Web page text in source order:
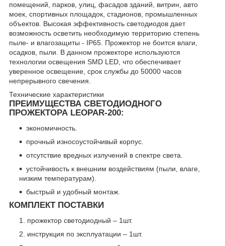
помещений, парков, улиц, фасадов зданий, витрин, авто
моек, спортивных площадок, стадионов, промышленных
объектов. Высокая эффективность светодиодов дает
возможность осветить необходимую территорию степень
пыле- и влагозащиты - IP65. Прожектор не боится влаги,
осадков, пыли. В данном прожекторе используются
технологии освещения SMD LED, что обеспечивает
уверенное освещение, срок службы до 50000 часов
непрерывного свечения.
Технические характеристики
ПРЕИМУЩЕСТВА СВЕТОДИОДНОГО
ПРОЖЕКТОРА LEOPAR-200:
экономичность.
прочный износоустойчивый корпус.
отсутствие вредных излучений в спектре света.
устойчивость к внешним воздействиям (пыли, влаге,
низким температурам).
быстрый и удобный монтаж.
КОМПЛЕКТ ПОСТАВКИ
прожектор светодиодный – 1шт.
инструкция по эксплуатации – 1шт.